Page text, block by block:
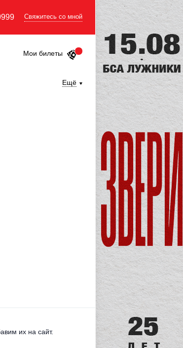
Свяжитесь со мной
Мои билеты
Ещё
их на сайт.